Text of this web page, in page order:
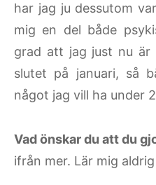
har jag ju dessutom
mig en del både
grad att jag just nu är
slutet på januari, så
något jag vill ha under
Vad önskar du att du
ifrån mer. Lär mig